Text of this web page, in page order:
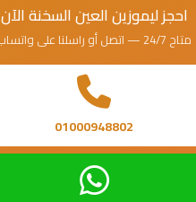
احجز ليموزين العين السخنة الآن
متاح 24/7 — اتصل أو راسلنا على واتساب
01000948802